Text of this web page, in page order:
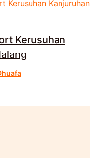
Kerusuhan